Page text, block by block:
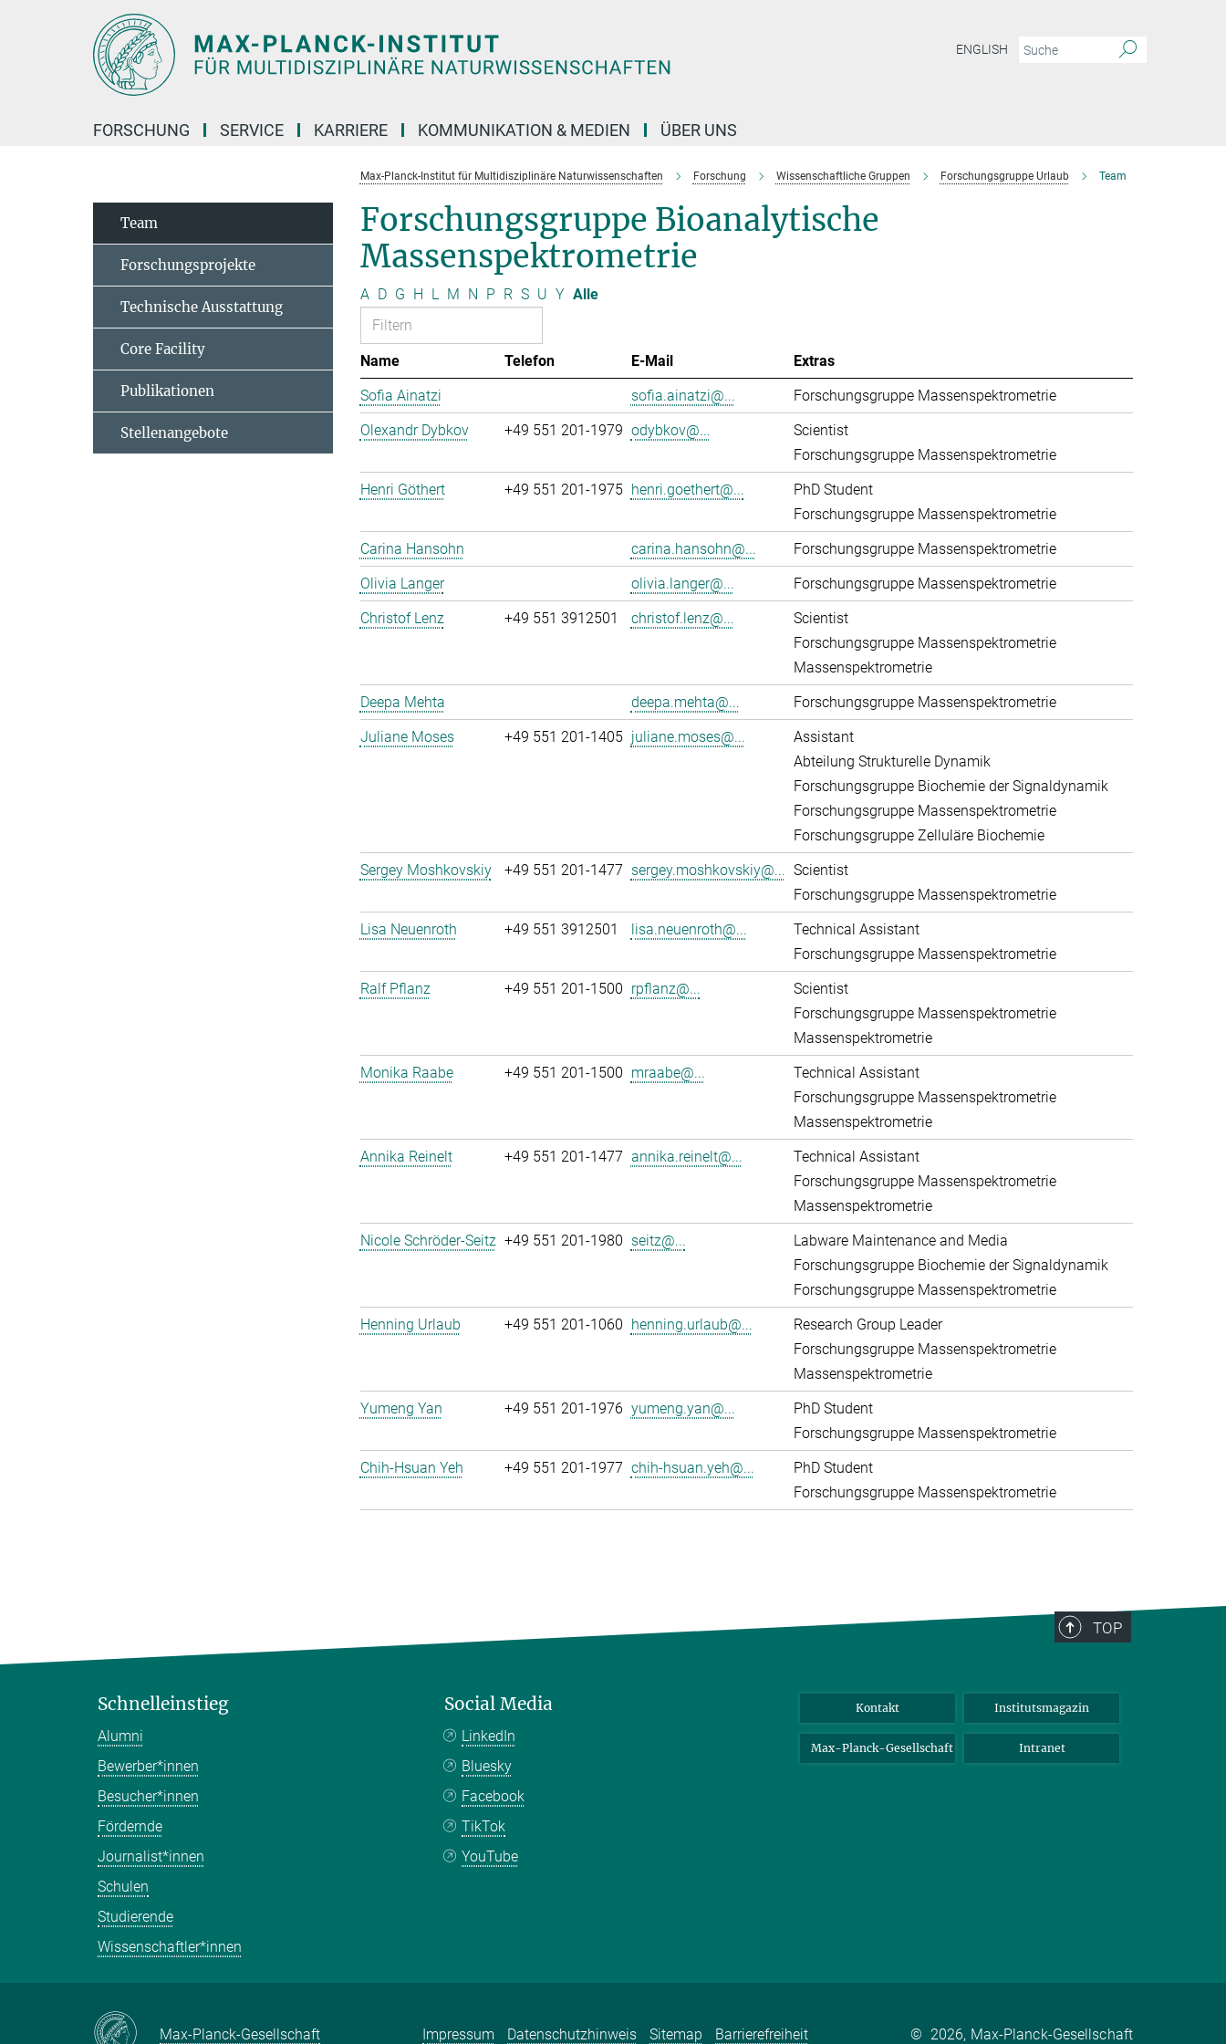
ENGLISH
FORSCHUNG SERVICE KARRIERE KOMMUNIKATION & MEDIEN ÜBER UNS
Max-Planck-Institut für Multidisziplinäre Naturwissenschaften Forschung Wissenschaftliche Gruppen Forschungsgruppe Urlaub Team
Forschungsgruppe Bioanalytische
Massenspektrometrie
A D G H L M N P R S U Y Alle
Name Telefon E-Mail
Extras
Sofia Ainatzi
sofia.ainatzi@...
Forschungsgruppe Massenspektrometrie
Olexandr Dybkov
+49 551 201-1979 odybkov@...
Scientist
Forschungsgruppe Massenspektrometrie
Henri Göthert
+49 551 201-1975 henri.goethert@...
PhD Student
Forschungsgruppe Massenspektrometrie
Carina Hansohn
carina.hansohn@...
Forschungsgruppe Massenspektrometrie
Olivia Langer
olivia.langer@...
Forschungsgruppe Massenspektrometrie
Christof Lenz
+49 551 3912501 christof.lenz@...
Scientist
Forschungsgruppe Massenspektrometrie
Massenspektrometrie
Deepa Mehta
deepa.mehta@...
Forschungsgruppe Massenspektrometrie
Juliane Moses
+49 551 201-1405 juliane.moses@...
Assistant
Abteilung Strukturelle Dynamik
Forschungsgruppe Biochemie der Signaldynamik
Forschungsgruppe Massenspektrometrie
Forschungsgruppe Zelluläre Biochemie
Sergey Moshkovskiy
+49 551 201-1477 sergey.moshkovskiy@... Scientist
Forschungsgruppe Massenspektrometrie
Lisa Neuenroth
+49 551 3912501 lisa.neuenroth@...
Technical Assistant
Forschungsgruppe Massenspektrometrie
Ralf Pflanz
+49 551 201-1500 rpflanz@...
Scientist
Forschungsgruppe Massenspektrometrie
Massenspektrometrie
Monika Raabe
+49 551 201-1500 mraabe@...
Technical Assistant
Forschungsgruppe Massenspektrometrie
Massenspektrometrie
Annika Reinelt
+49 551 201-1477 annika.reinelt@...
Technical Assistant
Forschungsgruppe Massenspektrometrie
Massenspektrometrie
Nicole Schröder-Seitz +49 551 201-1980 seitz@...
Labware Maintenance and Media
Forschungsgruppe Biochemie der Signaldynamik
Forschungsgruppe Massenspektrometrie
Henning Urlaub
+49 551 201-1060 henning.urlaub@...
Research Group Leader
Forschungsgruppe Massenspektrometrie
Massenspektrometrie
Yumeng Yan
+49 551 201-1976 yumeng.yan@...
PhD Student
Forschungsgruppe Massenspektrometrie
Chih-Hsuan Yeh
+49 551 201-1977 chih-hsuan.yeh@...
PhD Student
Forschungsgruppe Massenspektrometrie
Team
Forschungsprojekte
Technische Ausstattung
Core Facility
Publikationen
Stellenangebote
TOP
Schnelleinstieg
Alumni
Bewerber*innen
Besucher*innen
Fördernde
Journalist*innen
Schulen
Studierende
Wissenschaftler*innen
Social Media
LinkedIn
Bluesky
Facebook
TikTok
YouTube
Kontakt Institutsmagazin
Max-Planck-Gesellschaft Intranet
Max-Planck-Gesellschaft Impressum Datenschutzhinweis Sitemap Barrierefreiheit © 2026, Max-Planck-Gesellschaft